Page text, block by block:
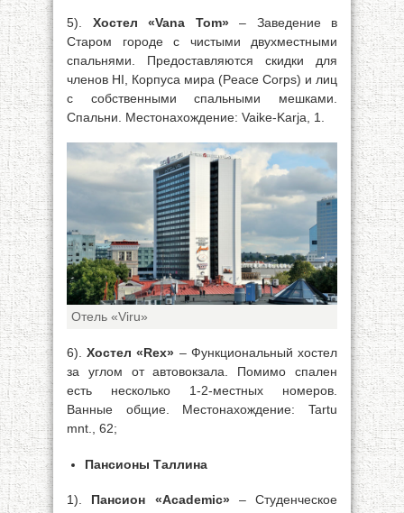
5). Хостел «Vana Tom»– Заведение в
Старом городе с чистыми двухместными
спальнями. Предоставляются скидки для
членов HI, Корпуса мира (Peace Corps) и лиц
с собственными спальными мешками.
Спальни. Местонахождение: Vaike-Karja, 1.
Отель «Viru»
6).Хостел «Rex» – Функциональный хостел
за углом от автовокзала. Помимо спален
есть несколько 1-2-местных номеров.
Ванные общие. Местонахождение: Tartu
mnt., 62;
Пансионы Таллина
1). Пансион «Academic»– Студенческое